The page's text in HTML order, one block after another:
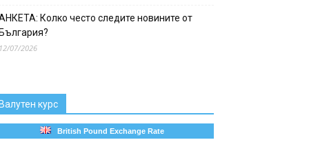
Колко често следите новините от
07/2026
курс
British Pound Exchange Rate